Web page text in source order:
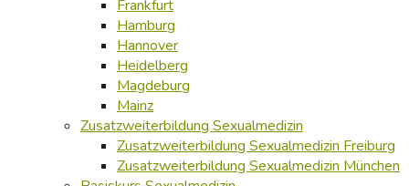
Frankfurt
Hamburg
Hannover
Heidelberg
Magdeburg
Mainz
Zusatzweiterbildung Sexualmedizin
Zusatzweiterbildung Sexualmedizin Freiburg
Zusatzweiterbildung Sexualmedizin München